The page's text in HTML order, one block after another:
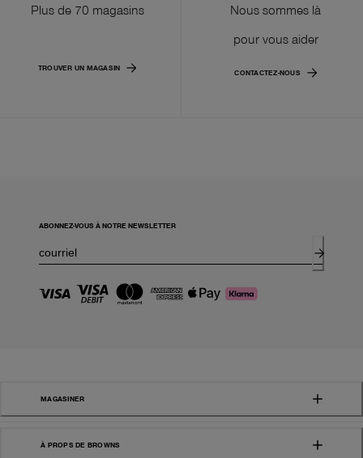
Plus de 70 magasins
TROUVER UN MAGASIN
Nous sommes là
pour vous aider
CONTACTEZ-NOUS
ABONNEZ-VOUS À NOTRE NEWSLETTER
MAGASINER
À PROPS DE BROWNS